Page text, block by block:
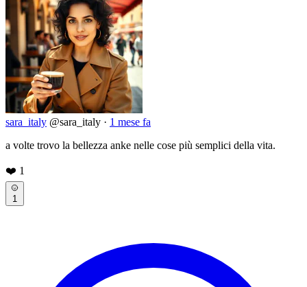
sara_italy @sara_italy · 1 mese fa
a volte trovo la bellezza anke nelle cose più semplici della vita.
❤️ 1
1